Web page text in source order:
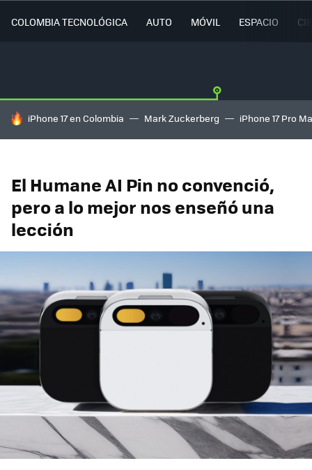
COLOMBIA TECNOLÓGICA AUTO MÓVIL ESPACIO
HOY SE HABLA DE
iPhone 17 en Colombia Mark Zuckerberg iPhone 17 Pro
El Humane AI Pin no convenció,
pero a lo mejor nos enseñó una
lección